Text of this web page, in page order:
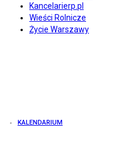
Kancelarierp.pl
Wieści Rolnicze
Życie Warszawy
KALENDARIUM